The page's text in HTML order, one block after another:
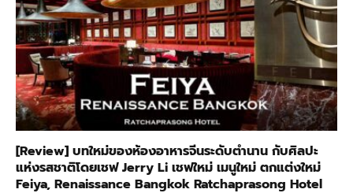
[Review] บทใหม่ของห้องอาหารจีนระดับตำนาน กับศิลปะ
แห่งรสชาติโดยเชฟ Jerry Li เชฟใหม่ เมนูใหม่ ตกแต่งใหม่
Feiya, Renaissance Bangkok Ratchaprasong Hotel